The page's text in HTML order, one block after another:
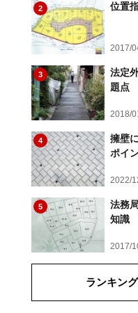
2 位置
2017/
3
法定
題点
2018/
4
擁壁
ポイ
2022/
5
法務
知識
2017/
ランキン